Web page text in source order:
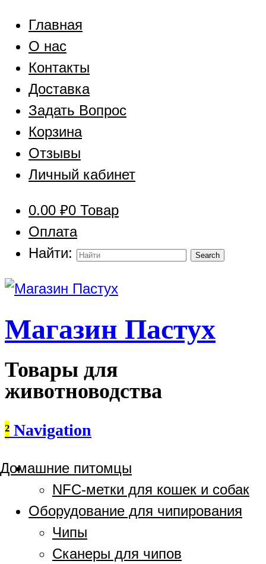
Главная
О нас
Контакты
Доставка
Задать Вопрос
Корзина
Отзывы
Личный кабинет
0.00 ₽0 Товар
Оплата
Найти:
Магазин Пастух
Товары для
животноводства
² Navigation
Домашние питомцы
NFC-метки для кошек и собак
Оборудование для чипирования
Чипы
Сканеры для чипов